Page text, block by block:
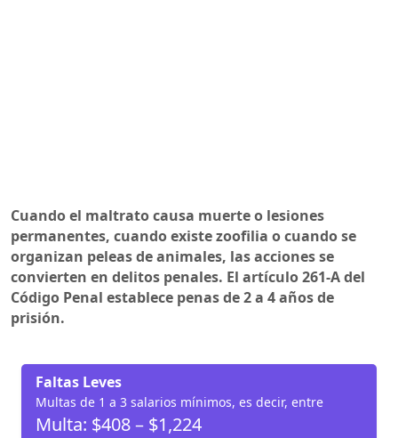
Cuando el maltrato causa muerte o lesiones
permanentes, cuando existe zoofilia o cuando se
organizan peleas de animales, las acciones se
convierten en delitos penales. El artículo 261-A del
Código Penal establece penas de 2 a 4 años de
prisión.
Faltas Leves
Multas de 1 a 3 salarios mínimos, es decir, entre
Multa: $408 – $1,224